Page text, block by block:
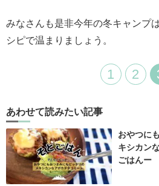
みなさんも是非今年の冬キャンプ
シピで温まりましょう。
1 2
あわせて読みたい記事
おやつに
キシカン
ごはんー